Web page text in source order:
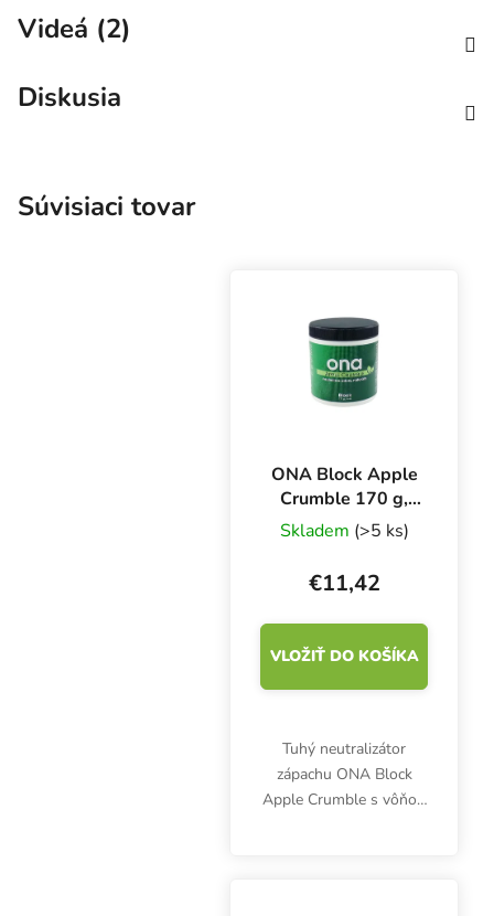
Videá (2)
Diskusia
Súvisiaci tovar
ONA Block Apple
Crumble 170 g,
neutralizátor
zápachu
Skladem (>5 ks)
€11,42
VLOŽIŤ DO KOŠÍKA
Tuhý neutralizátor
zápachu ONA Block
Apple Crumble s vôňou